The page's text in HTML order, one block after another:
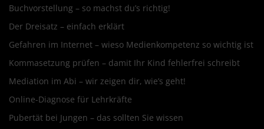
Buchvorstellung – so machst du’s richtig!
Der Dreisatz – einfach erklärt
Gefahren im Internet – wieso Medienkompetenz so wichtig ist
Kommasetzung prüfen – damit Ihr Kind fehlerfrei schreibt
Mediation im Abi – wir zeigen dir, wie’s geht!
Online-Diagnose für Lehrkräfte
Pubertät bei Jungen – das sollten Sie wissen